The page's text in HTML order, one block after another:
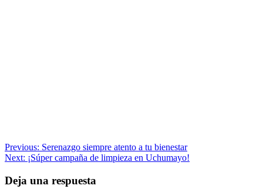
Navegación
de
entradas
Previous: Serenazgo siempre atento a tu bienestar
Next: ¡Súper campaña de limpieza en Uchumayo!
Deja una respuesta